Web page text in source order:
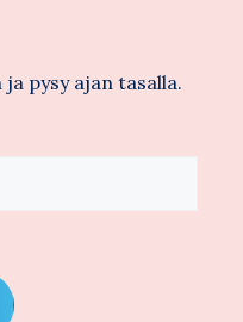
pysy ajan tasalla.